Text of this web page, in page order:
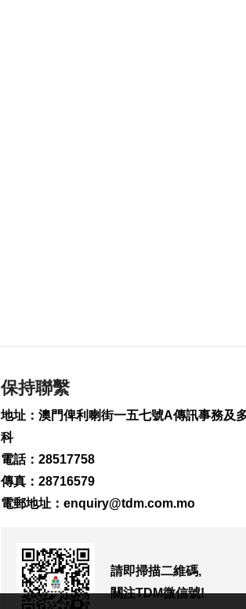
2026-08-07 06:54
2026-08-06 23:45
35名政府軍士兵死亡
2026-08-06 23:06
257
0
保持聯繫
地址：澳門俾利喇街一五七號A傳訊事務及
科
電話：28517758
傳真：28716579
電郵地址： enquiry@tdm.com.mo
請即掃描二維碼,
關注TDM微信號!